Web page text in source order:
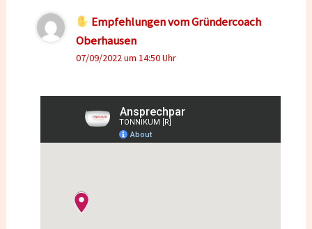
Empfehlungen vom Gründercoach
Oberhausen
07/09/2022 um 14:50 Uhr